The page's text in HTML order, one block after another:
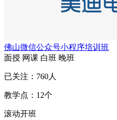
佛山微信公众号小程序培训班
面授 网课 白班 晚班
已关注： 760人
教学点： 12个
滚动开班